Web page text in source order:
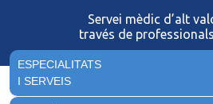
Servei mèdic d’alt
través de
ESPECIALITATS
I SERVEIS